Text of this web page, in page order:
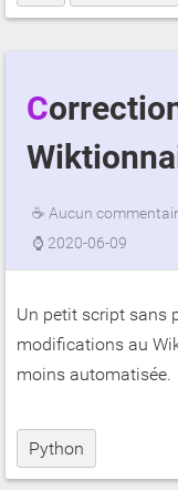
Corrections automatiques du
☕ Aucun
⌚ 2020-06-09
Un petit script sans
modifications au
moins automatisée.
Python